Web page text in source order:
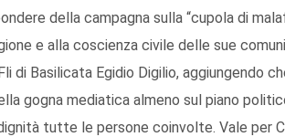
della campagna sulla “cupola di
e alla coscienza civile delle sue
di Basilicata Egidio Digilio, aggiungendo
gogna mediatica almeno sul piano
tutte le persone coinvolte. Vale per